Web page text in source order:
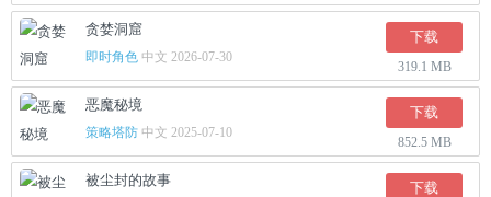
贪婪洞窟
即时角色 中文 2026-07-30
下载
319.1 MB
恶魔秘境
策略塔防 中文 2025-07-10
下载
852.5 MB
被尘封的故事 下载